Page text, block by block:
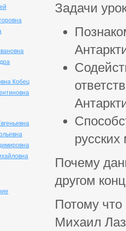
Кобец
Задачи
Почему
другом
Потому что
Михаил